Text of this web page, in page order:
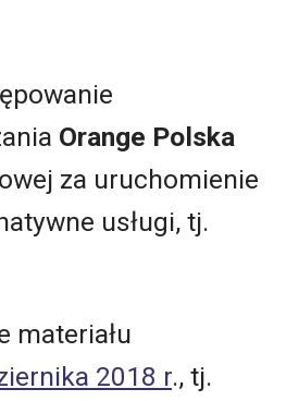
Orange Polska
za uruchomienie
usługi, tj.
materiału
2018 r., tj.